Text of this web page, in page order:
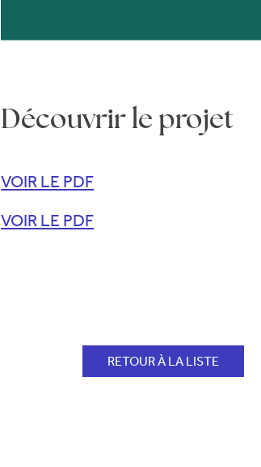
Découvrir le projet
VOIR LE PDF
VOIR LE PDF
RETOUR À LA LISTE